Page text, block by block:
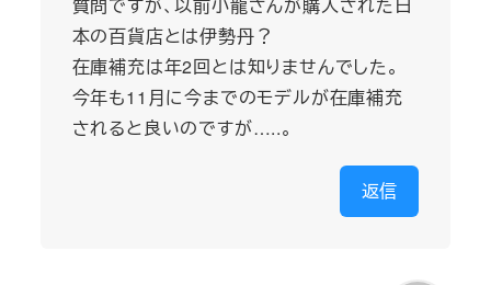
質問ですが、以前小龍さんが購入された日
本の百貨店とは伊勢丹？
在庫補充は年2回とは知りませんでした。
今年も11月に今までのモデルが在庫補充
されると良いのですが…..。
返信